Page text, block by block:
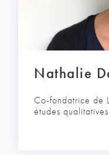
Nathalie
Co-fondatrice de
études